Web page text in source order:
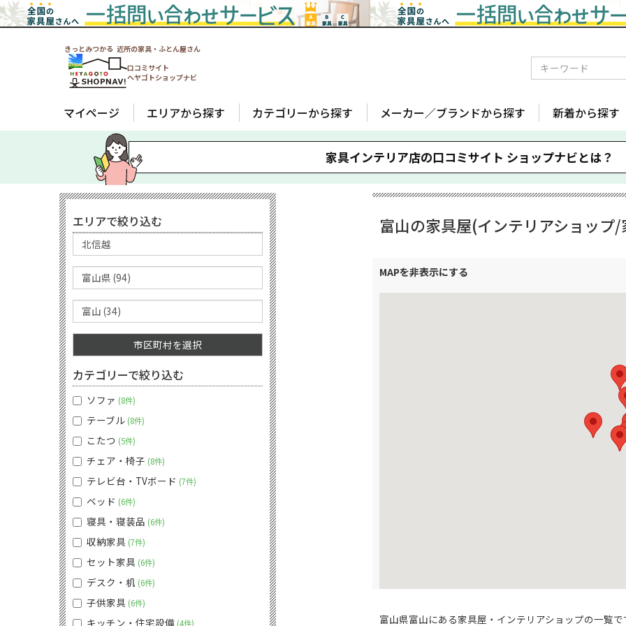
きっとみつかる 近所の家具・ふとん屋さん
口コミサイト
ヘヤゴトショップナビ
マイページ エリアから探す カテゴリーから探す メーカー／ブランドから探す 新着から探す
家具インテリア店の口コミサイト ショップナビとは？
富山の家具屋(インテリアショップ
富山県富山にある家具屋・インテリアショップの一覧で
エリアで絞り込む
市区町村を選択
カテゴリーで絞り込む
ソファ 8件
テーブル 8件
こたつ 5件
チェア・椅子 8件
テレビ台・TVボード 7件
ベッド 6件
寝具・寝装品 6件
収納家具 7件
セット家具 6件
デスク・机 6件
子供家具 6件
キッチン・住宅設備 4件